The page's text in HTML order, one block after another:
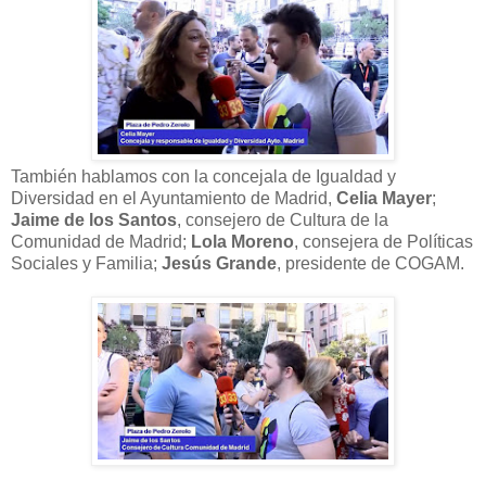
También hablamos con la concejala de Igualdad y
Diversidad en el Ayuntamiento de Madrid, Celia Mayer;
Jaime de los Santos, consejero de Cultura de la
Comunidad de Madrid; Lola Moreno, consejera de Políticas
Sociales y Familia; Jesús Grande, presidente de COGAM.